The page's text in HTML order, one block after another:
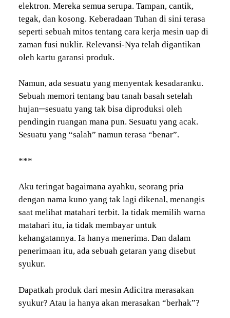
elektron. Mereka semua serupa. Tampan, cantik,
tegak, dan kosong. Keberadaan Tuhan di sini terasa
seperti sebuah mitos tentang cara kerja mesin uap di
zaman fusi nuklir. Relevansi-Nya telah digantikan
oleh kartu garansi produk.
Namun, ada sesuatu yang menyentak kesadaranku.
Sebuah memori tentang bau tanah basah setelah
hujan─sesuatu yang tak bisa diproduksi oleh
pendingin ruangan mana pun. Sesuatu yang acak.
Sesuatu yang “salah” namun terasa “benar”.
***
Aku teringat bagaimana ayahku, seorang pria
dengan nama kuno yang tak lagi dikenal, menangis
saat melihat matahari terbit. Ia tidak memilih warna
matahari itu, ia tidak membayar untuk
kehangatannya. Ia hanya menerima. Dan dalam
penerimaan itu, ada sebuah getaran yang disebut
syukur.
Dapatkah produk dari mesin Adicitra merasakan
syukur? Atau ia hanya akan merasakan “berhak”?